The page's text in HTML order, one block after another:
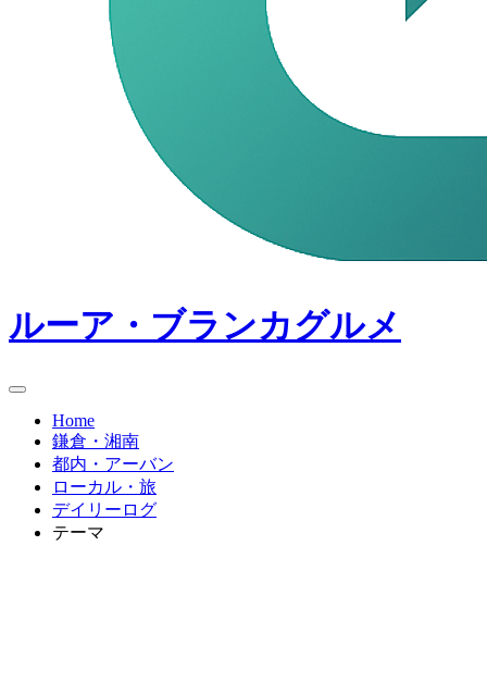
ルーア・ブランカグルメ
Home
鎌倉・湘南
都内・アーバン
ローカル・旅
デイリーログ
テーマ